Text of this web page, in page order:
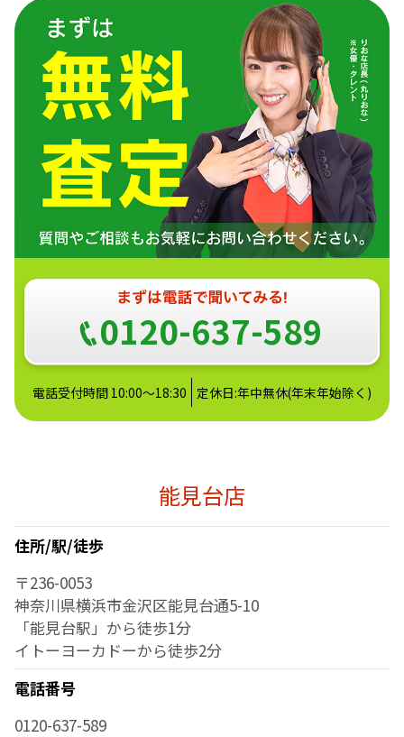
0120-637-589
電話受付時間 10:00～18:30 定休日:年中無休(年末年始除く)
能見台店
住所/駅/徒歩
〒236-0053
神奈川県横浜市金沢区能見台通5-10
「能見台駅」から徒歩1分
イトーヨーカドーから徒歩2分
電話番号
0120-637-589